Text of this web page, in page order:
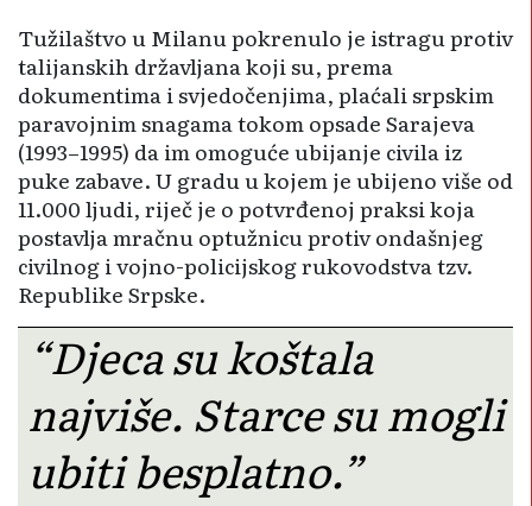
Tužilaštvo u Milanu pokrenulo je istragu protiv
talijanskih državljana koji su, prema
dokumentima i svjedočenjima, plaćali srpskim
paravojnim snagama tokom opsade Sarajeva
(1993–1995) da im omoguće ubijanje civila iz
puke zabave. U gradu u kojem je ubijeno više od
11.000 ljudi, riječ je o potvrđenoj praksi koja
postavlja mračnu optužnicu protiv ondašnjeg
civilnog i vojno-policijskog rukovodstva tzv.
Republike Srpske.
“Djeca su koštala
najviše. Starce su mogli
ubiti besplatno.”